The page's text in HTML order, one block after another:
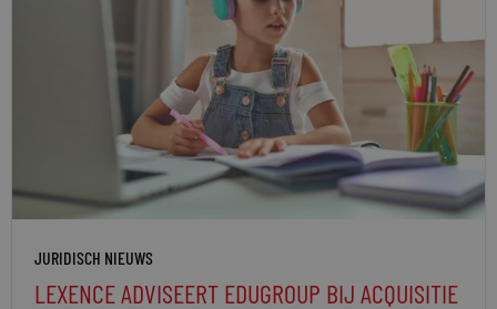
JURIDISCH NIEUWS
LEXENCE ADVISEERT EDUGROUP BIJ ACQUISITIE